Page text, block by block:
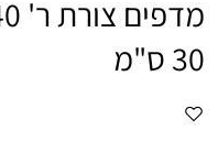
30 ס"מ